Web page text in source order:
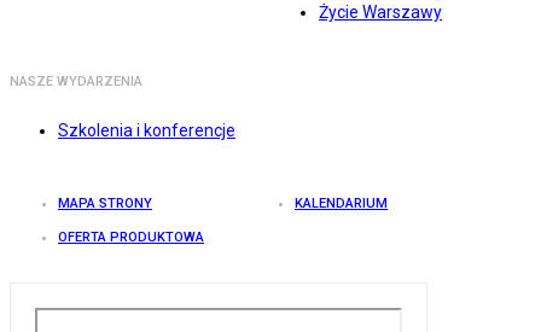
Życie Warszawy
NASZE WYDARZENIA
Szkolenia i konferencje
MAPA STRONY KALENDARIUM
OFERTA PRODUKTOWA